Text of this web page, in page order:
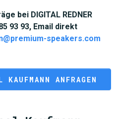
bei DIGITAL REDNER
93 93, Email direkt
speakers.com
KAUFMANN ANFRAGEN